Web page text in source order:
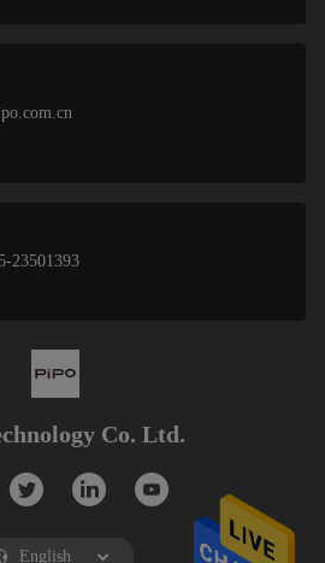
23501393
Co. Ltd.